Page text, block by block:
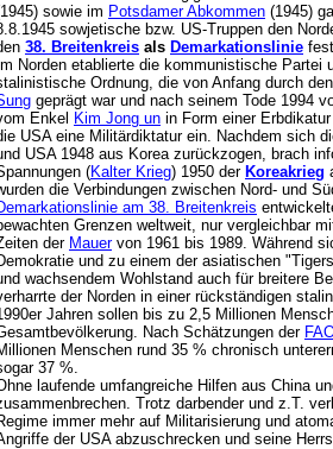
sowie im Potsdamer Abkommen (1945)
sowjetische bzw. US-Truppen den
38. Breitenkreis als Demarkationslinie
Im Norden etablierte die kommunistische
Ordnung, die von Anfang durch
geprägt war und nach seinem Tode 1994
Enkel
Kim Jong un in Form einer
USA eine Militärdiktatur ein. Nachdem sich
USA 1948 aus Korea zurückzogen, brach
(Kalter Krieg) 1950 der Koreakrieg
die Verbindungen zwischen Nord- und
am 38. Breitenkreis
Grenzen weltweit, nur vergleichbar
der Mauervon 1961 bis 1989. Während
und zu einem der asiatischen
wachsendem Wohlstand auch für breitere
der Norden in einer rückständigen
Jahren sollen bis zu 2,5 Millionen
Nach Schätzungen der
Menschen rund 35 % chronisch
37 %.
laufende umfangreiche Hilfen aus China
Trotz darbender und z.T.
immer mehr auf Militarisierung und
der USA abzuschrecken und seine